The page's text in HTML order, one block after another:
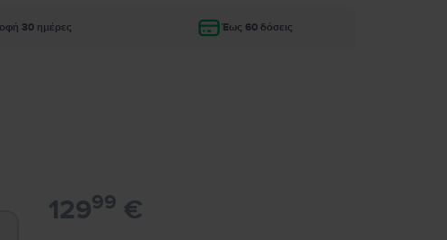
30 ημέρες Έως 60 δόσεις
12999 €